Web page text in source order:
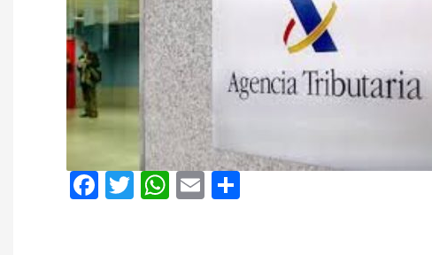
Facebook
Twitter
WhatsApp
Email